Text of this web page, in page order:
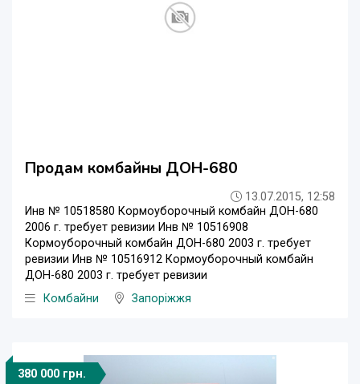
Продам комбайны ДОН-680
13.07.2015, 12:58
Инв № 10518580 Кормоуборочный комбайн ДОН-680
2006 г. требует ревизии Инв № 10516908
Кормоуборочный комбайн ДОН-680 2003 г. требует
ревизии Инв № 10516912 Кормоуборочный комбайн
ДОН-680 2003 г. требует ревизии
Комбайни
Запоріжжя
380 000 грн.